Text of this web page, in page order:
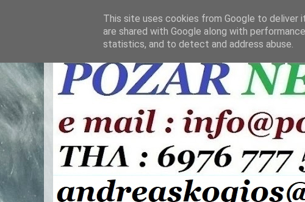
This site uses cookies from Google to deliver
are shared with Google along with
statistics, and to detect and address abuse.